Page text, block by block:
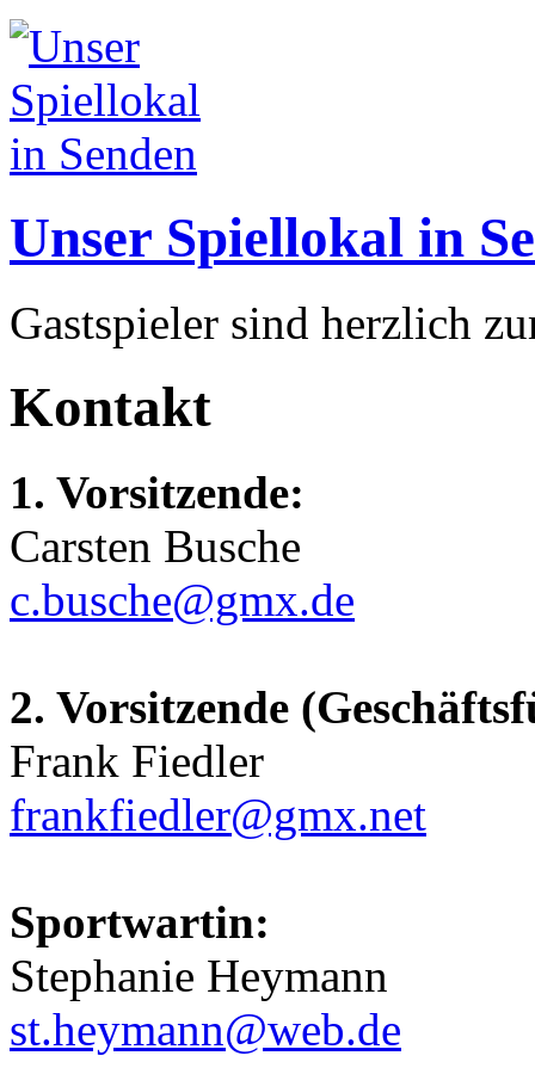
Unser Spiellokal in
Gastspieler sind herzlich
Kontakt
1. Vorsitzende:
Carsten Busche
c.busche@gmx.de
2. Vorsitzende
Frank Fiedler
frankfiedler@gmx.net
Sportwartin:
Stephanie Heymann
st.heymann@web.de